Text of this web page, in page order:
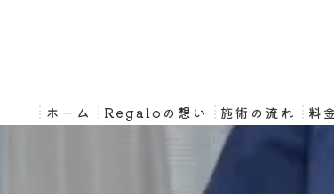
ホーム Regaloの想い 施術の流れ 料